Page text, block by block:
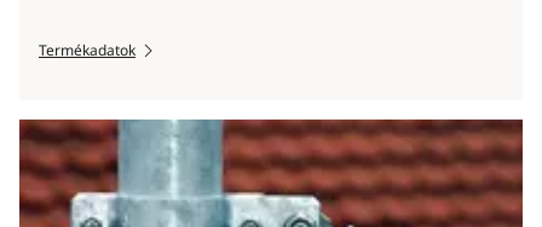
Termékadatok